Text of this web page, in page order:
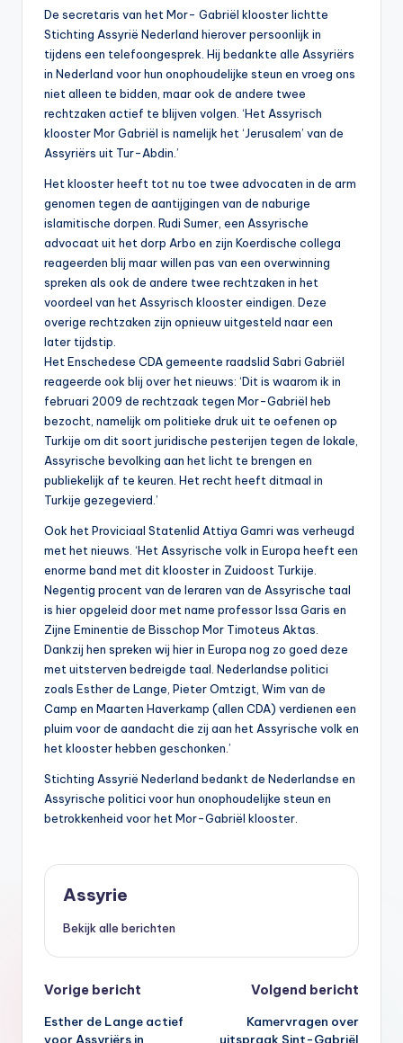
De secretaris van het Mor- Gabriël klooster lichtte
Stichting Assyrië Nederland hierover persoonlijk in
tijdens een telefoongesprek. Hij bedankte alle Assyriërs
in Nederland voor hun onophoudelijke steun en vroeg ons
niet alleen te bidden, maar ook de andere twee
rechtzaken actief te blijven volgen. ‘Het Assyrisch
klooster Mor Gabriël is namelijk het ‘Jerusalem’ van de
Assyriërs uit Tur-Abdin.’
Het klooster heeft tot nu toe twee advocaten in de arm
genomen tegen de aantijgingen van de naburige
islamitische dorpen. Rudi Sumer, een Assyrische
advocaat uit het dorp Arbo en zijn Koerdische collega
reageerden blij maar willen pas van een overwinning
spreken als ook de andere twee rechtzaken in het
voordeel van het Assyrisch klooster eindigen. Deze
overige rechtzaken zijn opnieuw uitgesteld naar een
later tijdstip.
Het Enschedese CDA gemeente raadslid Sabri Gabriël
reageerde ook blij over het nieuws: ‘Dit is waarom ik in
februari 2009 de rechtzaak tegen Mor-Gabriël heb
bezocht, namelijk om politieke druk uit te oefenen op
Turkije om dit soort juridische pesterijen tegen de lokale,
Assyrische bevolking aan het licht te brengen en
publiekelijk af te keuren. Het recht heeft ditmaal in
Turkije gezegevierd.’
Ook het Proviciaal Statenlid Attiya Gamri was verheugd
met het nieuws. ‘Het Assyrische volk in Europa heeft een
enorme band met dit klooster in Zuidoost Turkije.
Negentig procent van de leraren van de Assyrische taal
is hier opgeleid door met name professor Issa Garis en
Zijne Eminentie de Bisschop Mor Timoteus Aktas.
Dankzij hen spreken wij hier in Europa nog zo goed deze
met uitsterven bedreigde taal. Nederlandse politici
zoals Esther de Lange, Pieter Omtzigt, Wim van de
Camp en Maarten Haverkamp (allen CDA) verdienen een
pluim voor de aandacht die zij aan het Assyrische volk en
het klooster hebben geschonken.’
Stichting Assyrië Nederland bedankt de Nederlandse en
Assyrische politici voor hun onophoudelijke steun en
betrokkenheid voor het Mor-Gabriël klooster.
Assyrie
Bekijk alle berichten
Bericht
navigatie
Vorige bericht
Esther de Lange actief
voor Assyriërs in
Volgend bericht
Kamervragen over
uitspraak Sint-Gabriël